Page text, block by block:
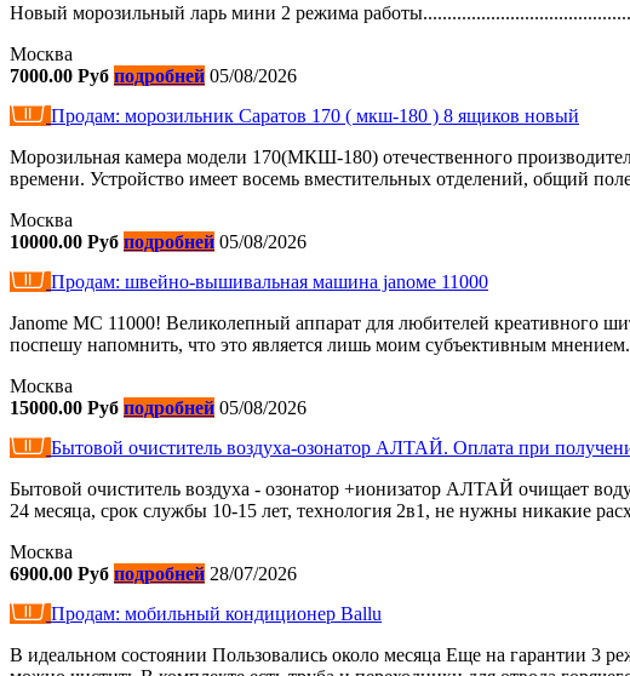
Новый морозильный ларь мини 2 режима
Москва
7000.00 Руб подробней 05/08/2026
Продам: морозильник Саратов 170 ( мкш-180 ) 8 ящиков новый
Морозильная камера модели 170(МКШ-180) отечественного
времени. Устройство имеет восемь вместительных отделений, общий
Москва
10000.00 Руб подробней 05/08/2026
Продам: швeйно-вышивaльнaя машинa jаnoме 11000
Janome MC 11000! Великолепный аппарат для любителей креативного
поспешу напомнить, что это является лишь моим субъективным
Москва
15000.00 Руб подробней 05/08/2026
Бытовой очиститель воздуха-озонатор АЛТАЙ. Оплата при
Бытовой очиститель воздуха - озонатор +ионизатор АЛТАЙ очищает
24 месяца, срок службы 10-15 лет, технология 2в1, не нужны никакие
Москва
6900.00 Руб подробней 28/07/2026
Продам: мобильный кондиционер Ballu
В идеальном состоянии Пользовались около месяца Еще на гарантии 3